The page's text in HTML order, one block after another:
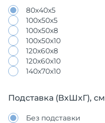
80х40х5
100х50х5
100х50х8
100х50х10
120х60х8
120х60х10
140х70х10
Подставка (ВхШхГ), см
Без подставки